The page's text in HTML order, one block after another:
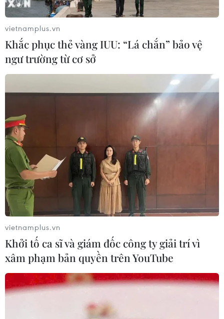
Bắt đối tượng lợi dụng dịch bệnh, tự lập
chốt để cưỡng đoạt tài sản
17/09/2021 22:50
Tại Quảng Bình, đối tượng Lê Văn Hải đã tự ý lập chốt,
chặn các phương tiện ôtô, xe máy của người đi đường;
sau đó đe dọa rồi thu tiền bất hợp pháp của người và
phương tiện qua lại.
vietnamplus.vn
Khắc phục thẻ vàng IUU: “Lá chắn” bảo vệ
ngư trường từ cơ sở
vietnamplus.vn
Khởi tố ca sĩ và giám đốc công ty giải trí vì
xâm phạm bản quyền trên YouTube